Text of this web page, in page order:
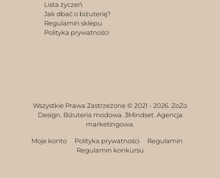
Lista życzeń
Jak dbać o biżuterię?
Regulamin sklepu
Polityka prywatności
Wszystkie Prawa Zastrzeżone © 2021 - 2026. ZoZo
Design. Biżuteria modowa. 3Mindset. Agencja
marketingowa.
Moje konto Polityka prywatności
Regulamin
Regulamin konkursu